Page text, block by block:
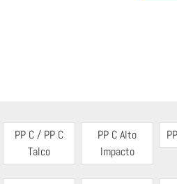
PP C / PP C
Talco
PP C Alto
Impacto